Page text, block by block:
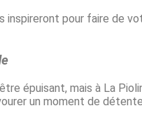
inspireront pour faire de
épuisant, mais à La
un moment de